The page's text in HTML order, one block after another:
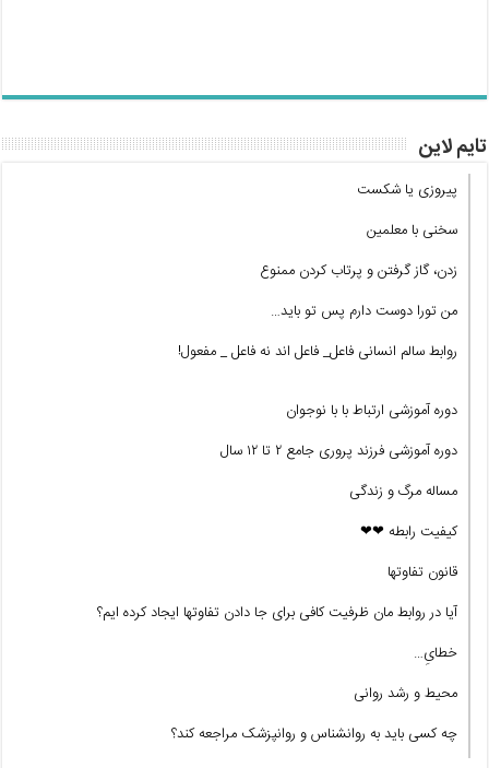
تایم لاین
پیروزی یا شکست
سخنی با معلمین
زدن، گاز گرفتن و پرتاب کردن ممنوع
من تورا دوست دارم پس تو باید…
روابط سالم انسانی فاعل_ فاعل اند نه فاعل _ مفعول!
دوره آموزشی ارتباط با با نوجوان
دوره آموزشی فرزند پروری جامع ۲ تا ۱۲ سال
مساله مرگ و زندگی
کیفیت رابطه ❤❤
قانون تفاوتها
آیا در روابط مان ظرفیت کافی برای جا دادن تفاوتها ایجاد کرده ایم؟
خطایِ…
محیط و رشد روانی
چه کسی باید به روانشناس و روانپزشک مراجعه کند؟